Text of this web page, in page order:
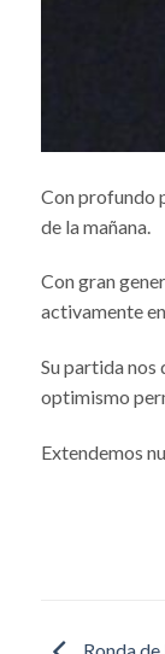
Con profundo
de la mañana.
Con gran
activamente
Su partida nos
optimismo
Extendemos
Ronda